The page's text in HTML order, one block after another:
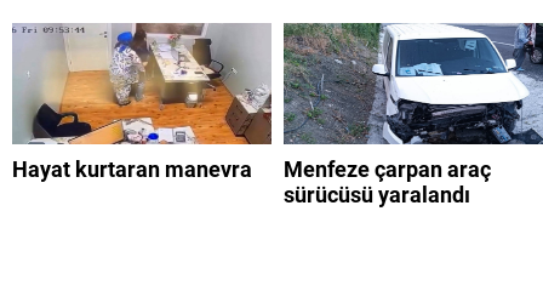
Hayat kurtaran manevra
Menfeze çarpan araç
sürücüsü yaralandı